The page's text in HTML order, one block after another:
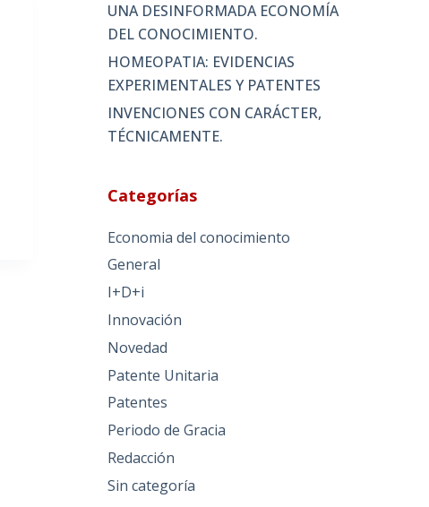
UNA DESINFORMADA ECONOMÍA
DEL CONOCIMIENTO.
HOMEOPATIA: EVIDENCIAS
EXPERIMENTALES Y PATENTES
INVENCIONES CON CARÁCTER,
TÉCNICAMENTE.
Categorías
Economia del conocimiento
General
I+D+i
Innovación
Novedad
Patente Unitaria
Patentes
Periodo de Gracia
Redacción
Sin categoría